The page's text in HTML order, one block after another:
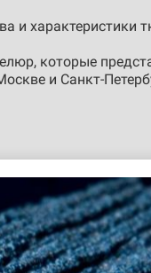
и
которые
и Санкт-